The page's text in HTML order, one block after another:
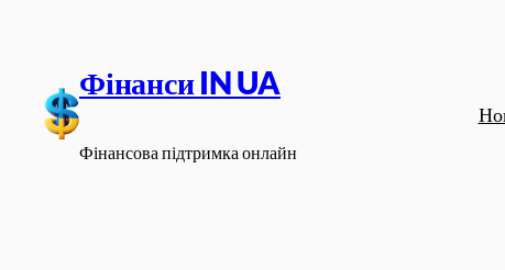
вмісту
Фінанси IN UA
Фінансова підтримка онлайн